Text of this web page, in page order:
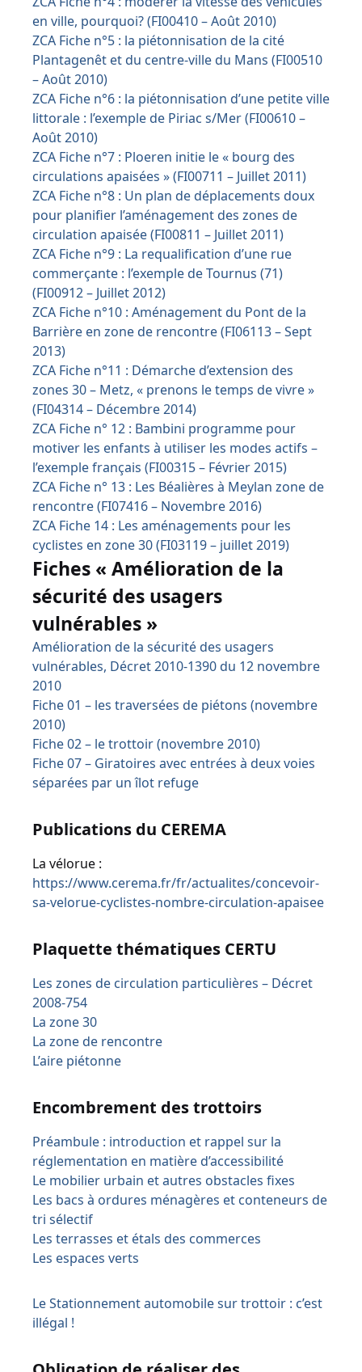
en ville, pourquoi? (FI00410 – Août 2010)
ZCA Fiche n°5 : la piétonnisation de la cité
Plantagenêt et du centre-ville du Mans (FI00510
– Août 2010)
ZCA Fiche n°6 : la piétonnisation d’une petite ville
littorale : l’exemple de Piriac s/Mer (FI00610 –
Août 2010)
ZCA Fiche n°7 : Ploeren initie le « bourg des
circulations apaisées » (FI00711 – Juillet 2011)
ZCA Fiche n°8 : Un plan de déplacements doux
pour planifier l’aménagement des zones de
circulation apaisée (FI00811 – Juillet 2011)
ZCA Fiche n°9 : La requalification d’une rue
commerçante : l’exemple de Tournus (71)
(FI00912 – Juillet 2012)
ZCA Fiche n°10 : Aménagement du Pont de la
Barrière en zone de rencontre (FI06113 – Sept
2013)
ZCA Fiche n°11 : Démarche d’extension des
zones 30 – Metz, « prenons le temps de vivre »
(FI04314 – Décembre 2014)
ZCA Fiche n° 12 : Bambini programme pour
motiver les enfants à utiliser les modes actifs –
l’exemple français (FI00315 – Février 2015)
ZCA Fiche n° 13 : Les Béalières à Meylan zone de
rencontre (FI07416 – Novembre 2016)
ZCA Fiche 14 : Les aménagements pour les
cyclistes en zone 30 (FI03119 – juillet 2019)
Fiches « Amélioration de la
sécurité des usagers
vulnérables »
Amélioration de la sécurité des usagers
vulnérables, Décret 2010-1390 du 12 novembre
2010
Fiche 01 – les traversées de piétons (novembre
2010)
Fiche 02 – le trottoir (novembre 2010)
Fiche 07 – Giratoires avec entrées à deux voies
séparées par un îlot refuge
Publications du CEREMA
La vélorue :
https://www.cerema.fr/fr/actualites/concevoir-
sa-velorue-cyclistes-nombre-circulation-apaisee
Plaquette thématiques CERTU
Les zones de circulation particulières – Décret
2008-754
La zone 30
La zone de rencontre
L’aire piétonne
Encombrement des trottoirs
Préambule : introduction et rappel sur la
réglementation en matière d’accessibilité
Le mobilier urbain et autres obstacles fixes
Les bacs à ordures ménagères et conteneurs de
tri sélectif
Les terrasses et étals des commerces
Les espaces verts
Le Stationnement automobile sur trottoir : c’est
illégal !